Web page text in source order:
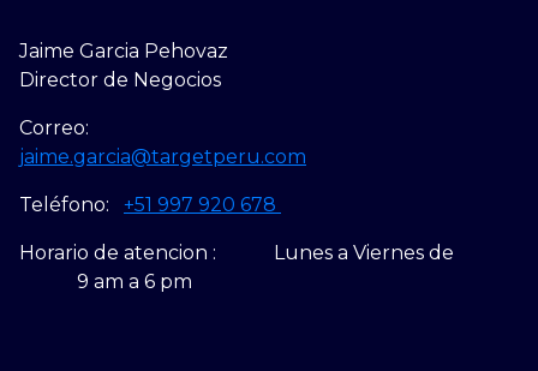
Jaime Garcia Pehovaz
Director de Negocios
Correo:
jaime.garcia@targetperu.com
Teléfono: +51 997 920 678
Horario de atencion : Lunes a Viernes de
9 am a 6 pm